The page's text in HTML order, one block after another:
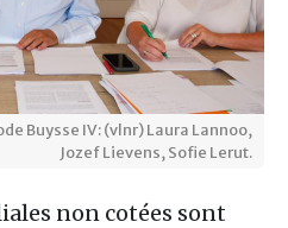
Buysse IV: (vlnr) Laura Lannoo,
Jozef Lievens, Sofie Lerut.
non cotées sont